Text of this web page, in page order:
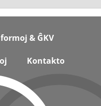
& ĜKV
Kontakto